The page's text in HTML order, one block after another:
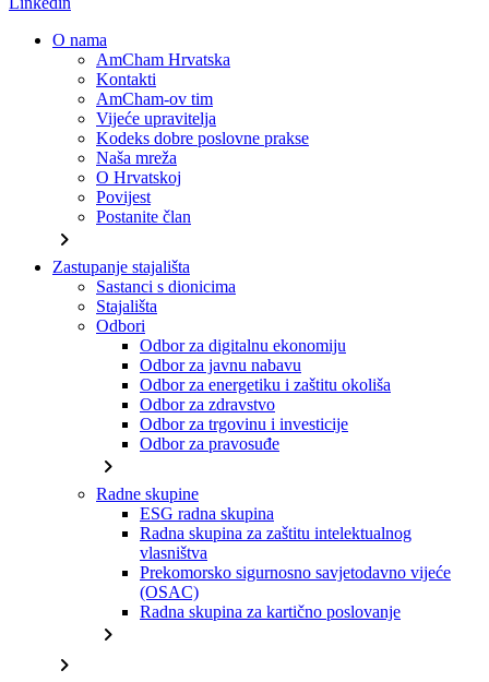
O nama
AmCham Hrvatska
Kontakti
AmCham-ov tim
Vijeće upravitelja
Kodeks dobre poslovne prakse
Naša mreža
O Hrvatskoj
Povijest
Postanite član
chevron_right
Zastupanje stajališta
Sastanci s dionicima
Stajališta
Odbori
Odbor za digitalnu ekonomiju
Odbor za javnu nabavu
Odbor za energetiku i zaštitu okoliša
Odbor za zdravstvo
Odbor za trgovinu i investicije
Odbor za pravosuđe
chevron_right
Radne skupine
ESG radna skupina
Radna skupina za zaštitu intelektualnog
vlasništva
Prekomorsko sigurnosno savjetodavno vijeće
(OSAC)
Radna skupina za kartično poslovanje
chevron_right
chevron_right